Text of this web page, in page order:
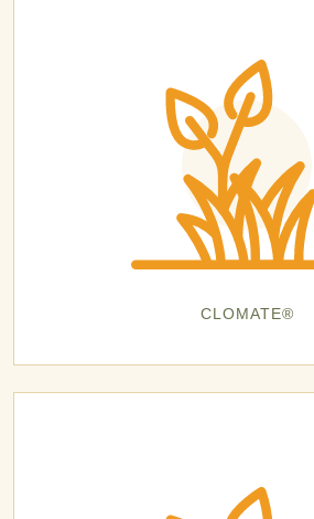
CLOMATE®